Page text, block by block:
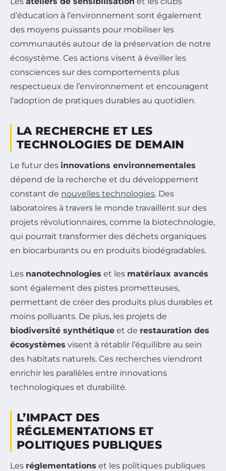
d’éducation à l’environnement sont également
des moyens puissants pour mobiliser les
communautés autour de la préservation de notre
écosystème. Ces actions visent à éveiller les
consciences sur des comportements plus
respectueux de l’environnement et encouragent
l’adoption de pratiques durables au quotidien.
LA RECHERCHE ET LES
TECHNOLOGIES DE DEMAIN
Le futur des innovations environnementales
dépend de la recherche et du développement
constant de nouvelles technologies. Des
laboratoires à travers le monde travaillent sur des
projets révolutionnaires, comme la biotechnologie,
qui pourrait transformer des déchets organiques
en biocarburants ou en produits biodégradables.
Les nanotechnologies et les matériaux avancés
sont également des pistes prometteuses,
permettant de créer des produits plus durables et
moins polluants. De plus, les projets de
biodiversité synthétique et de restauration des
écosystèmes visent à rétablir l’équilibre au sein
des habitats naturels. Ces recherches viendront
enrichir les parallèles entre innovations
technologiques et durabilité.
L’IMPACT DES
RÉGLEMENTATIONS ET
POLITIQUES PUBLIQUES
Les réglementations et les politiques publiques